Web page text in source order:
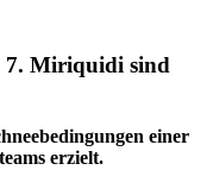
7. Miriquidi sind
einer
erzielt.